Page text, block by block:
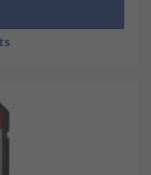
การจัดส่งทั่ว
นำการเลือกใช้